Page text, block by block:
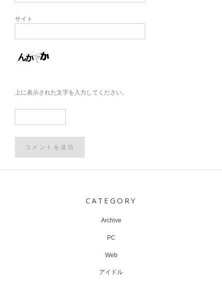
サイト
上に表示された文字を入力してください。
CATEGORY
Archive
PC
Web
アイドル